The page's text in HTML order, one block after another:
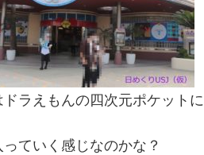
ドラえもんの四次元ポケットに
っていく感じなのかな？